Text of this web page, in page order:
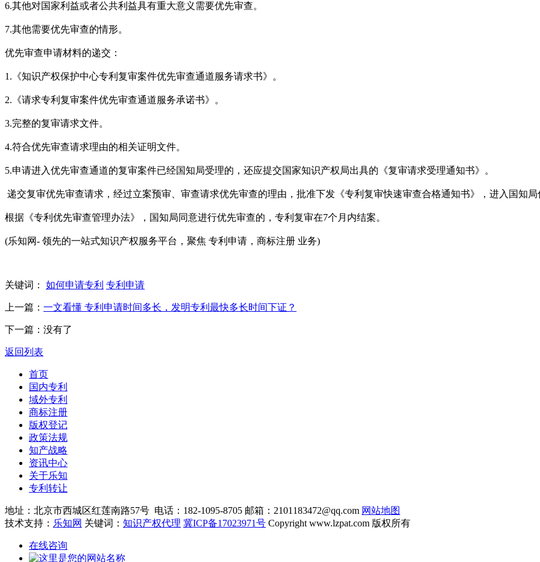
6.其他对国家利益或者公共利益具有重大意义需要优先审查。
7.其他需要优先审查的情形。
优先审查申请材料的递交：
1.《知识产权保护中心专利复审案件优先审查通道服务请求书》。
2.《请求专利复审案件优先审查通道服务承诺书》。
3.完整的复审请求文件。
4.符合优先审查请求理由的相关证明文件。
5.申请进入优先审查通道的复审案件已经国知局受理的，还应提交国家知识产权局出具的《复审请求受理通知书》。
递交复审优先审查请求，经过立案预审、审查请求优先审查的理由，批准下发《专利复审快速审查合格通知书》，进入国知局
根据《专利优先审查管理办法》，国知局同意进行优先审查的，专利复审在7个月内结案。
(乐知网- 领先的一站式知识产权服务平台，聚焦 专利申请，商标注册 业务)
关键词： 如何申请专利 专利申请
上一篇： 一文看懂 专利申请时间多长，发明专利最快多长时间下证？
下一篇：没有了
返回列表
首页
国内专利
域外专利
商标注册
版权登记
政策法规
知产战略
资讯中心
关于乐知
专利转让
地址：北京市西城区红莲南路57号 电话：182-1095-8705 邮箱：2101183472@qq.com 网站地图
技术支持： 乐知网 关键词： 知识产权代理 冀ICP备17023971号 Copyright www.lzpat.com 版权所有
在线咨询